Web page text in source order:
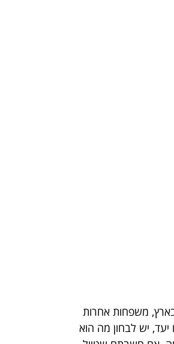
משפחות אחרות
יש לבחון מה הוא